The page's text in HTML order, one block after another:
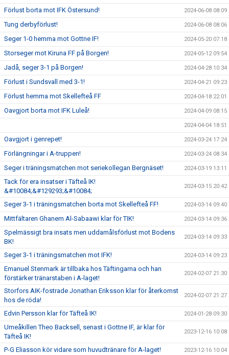
Förlust borta mot IFK Östersund! 2024-06-08 08:09
Tung derbyförlust! 2024-06-08 08:06
Seger 1-0 hemma mot Gottne IF! 2024-05-20 07:18
Storseger mot Kiruna FF på Borgen! 2024-05-12 09:54
Jadå, seger 3-1 på Borgen! 2024-04-28 10:34
Förlust i Sundsvall med 3-1! 2024-04-21 09:23
Förlust hemma mot Skellefteå FF 2024-04-18 22:01
Oavgjort borta mot IFK Luleå! 2024-04-09 08:15
2024-04-04 18:51
Oavgjort i genrepet! 2024-03-24 17:24
Förlängningar i A-truppen! 2024-03-24 08:34
Seger i träningsmatchen mot seriekollegan Bergnäset! 2024-03-19 13:11
Tack för era insatser i Täfteå IK!
&#10084;&#129293;&#10084;
2024-03-15 20:42
Seger 3-1 i träningsmatchen borta mot Skellefteå FF! 2024-03-14 09:40
Mittfältaren Ghanem Al-Sabaawi klar för TIK! 2024-03-14 09:36
Spelmässigt bra insats men uddamålsförlust mot Bodens
BK!
2024-03-14 09:33
Seger 3-1 i träningsmatchen mot IFK! 2024-03-14 09:23
Emanuel Stenmark är tillbaka hos Täftingarna och han
förstärker tränarstaben i A-laget!
2024-02-07 21:30
Storfors AIK-fostrade Jonathan Eriksson klar för återkomst
hos de röda!
2024-02-07 21:27
Edvin Persson klar för Täfteå IK! 2024-01-28 09:30
Umeåkillen Theo Backsell, senast i Gottne IF, är klar för
Täfteå IK!
2023-12-16 10:08
P-G Eliasson kör vidare som huvudtränare för A-laget! 2023-12-16 10:04